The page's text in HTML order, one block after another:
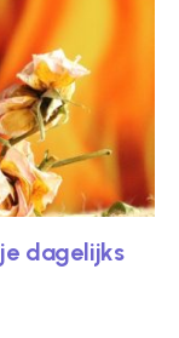
dagelijks